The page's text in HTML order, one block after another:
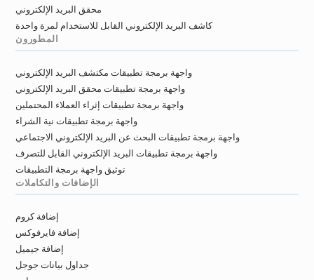
محقق البريد الإلكتروني
كاشف البريد الإلكتروني القابل للاستخدام لمرة واحدة
المطورون
واجهة برمجة تطبيقات مكتشف البريد الإلكتروني
واجهة برمجة تطبيقات محقق البريد الإلكتروني
واجهة برمجة تطبيقات إثراء العملاء المحتملين
واجهة برمجة تطبيقات نية الشراء
واجهة برمجة تطبيقات البحث عن البريد الإلكتروني الاجتماعي
واجهة برمجة تطبيقات البريد الإلكتروني القابل للتصرف
توثيق واجهة برمجة التطبيقات
الإضافات والتكاملات
إضافة كروم
إضافة فايرفوكس
إضافة جيميل
جداول بيانات جوجل